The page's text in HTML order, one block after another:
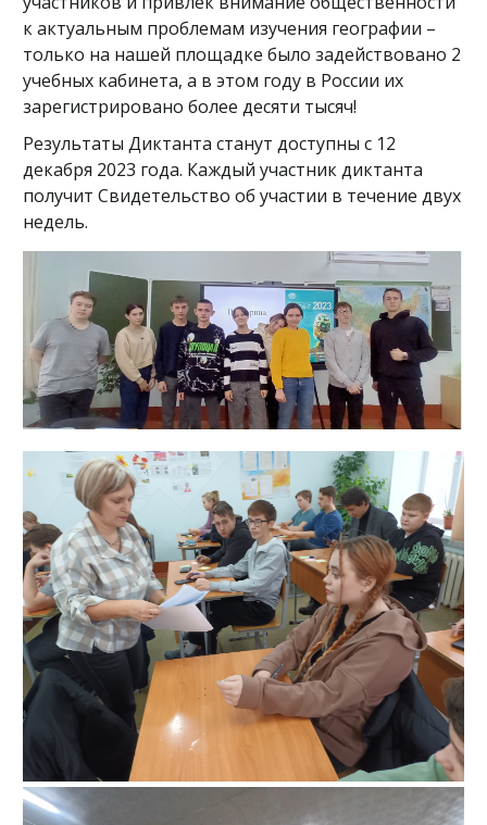
к актуальным проблемам изучения географии –
только на нашей площадке было задействовано 2
учебных кабинета, а в этом году в России их
зарегистрировано более десяти тысяч!
Результаты Диктанта станут доступны с 12
декабря 2023 года. Каждый участник диктанта
получит Свидетельство об участии в течение двух
недель.